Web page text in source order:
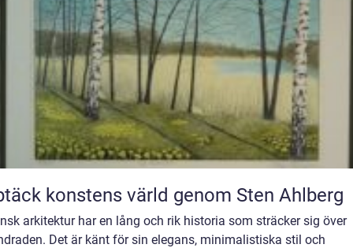
konstens värld genom Sten Ahlberg
arkitektur har en lång och rik historia som sträcker sig över
Det är känt för sin elegans, minimalistiska stil och